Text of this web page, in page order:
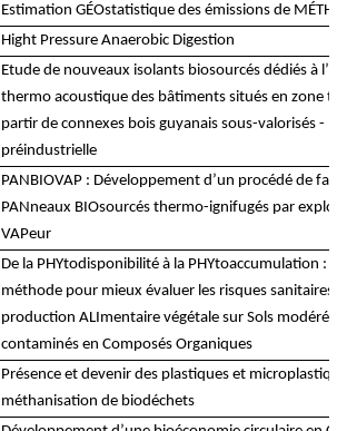
Estimation GÉOstatistique des émissions de
Hight Pressure Anaerobic Digestion
Etude de nouveaux isolants biosourcés dédiés à
thermo acoustique des bâtiments situés en zone
partir de connexes bois guyanais sous-valorisés -
préindustrielle
PANBIOVAP : Développement d’un procédé de
PANneaux BIOsourcés thermo-ignifugés par
VAPeur
De la PHYtodisponibilité à la PHYtoaccumulation :
méthode pour mieux évaluer les risques sanitaires
production ALImentaire végétale sur Sols
contaminés en Composés Organiques
Présence et devenir des plastiques et
méthanisation de biodéchets